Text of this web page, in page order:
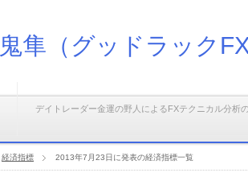
鬼隼（グッドラックFX
デイトレーダー金運の野人によるFXテクニカル分析
経済指標 2013年7月23日に発表の経済指標一覧